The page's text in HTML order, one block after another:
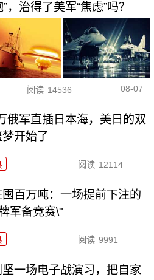
治得了美军“焦虑”吗？
阅读 14536 08-07
俄军直插日本海，美日的双
开始了
阅读 12114
囤百万吨：一场提前下注的
军备竞赛\"
阅读 9991
坚一场电子战演习，把自家